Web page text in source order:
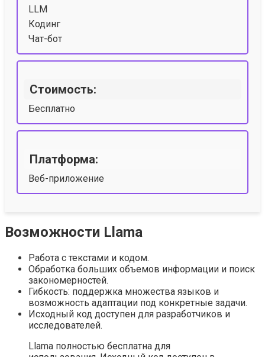
LLM
Кодинг
Чат-бот
Стоимость:
Бесплатно
Платформа:
Веб-приложение
Возможности Llama
Работа с текстами и кодом.
Обработка больших объемов информации и поиск
закономерностей.
Гибкость: поддержка множества языков и
возможность адаптации под конкретные задачи.
Исходный код доступен для разработчиков и
исследователей.
Llama полностью бесплатна для